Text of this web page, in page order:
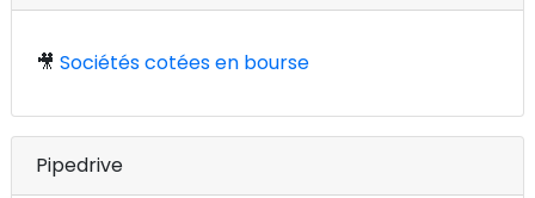
🎥 Sociétés cotées en bourse
Pipedrive